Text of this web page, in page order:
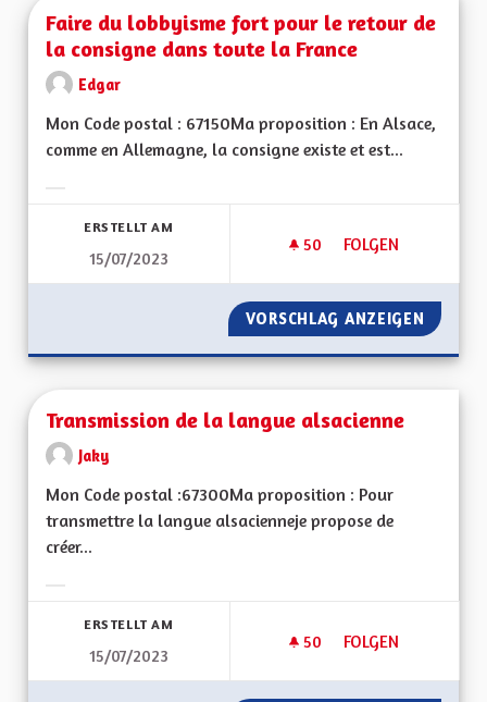
Faire du lobbyisme fort pour le retour de
la consigne dans toute la France
Edgar
Mon Code postal : 67150Ma proposition : En Alsace,
comme en Allemagne, la consigne existe et est...
ERSTELLT AM
15/07/2023
50 50 FOLLOWER
FOLGEN
FAIRE DU
VORSCHLAG ANZEIGEN FAIRE
Transmission de la langue alsacienne
Jaky
Mon Code postal :67300Ma proposition : Pour
transmettre la langue alsacienneje propose de
créer...
ERSTELLT AM
15/07/2023
50 50 FOLLOWER
FOLGEN
TRANSMISSION